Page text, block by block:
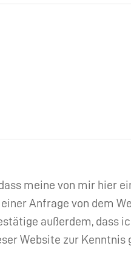
meine von mir hier
Anfrage von dem
außerdem, dass
Website zur Kenntnis